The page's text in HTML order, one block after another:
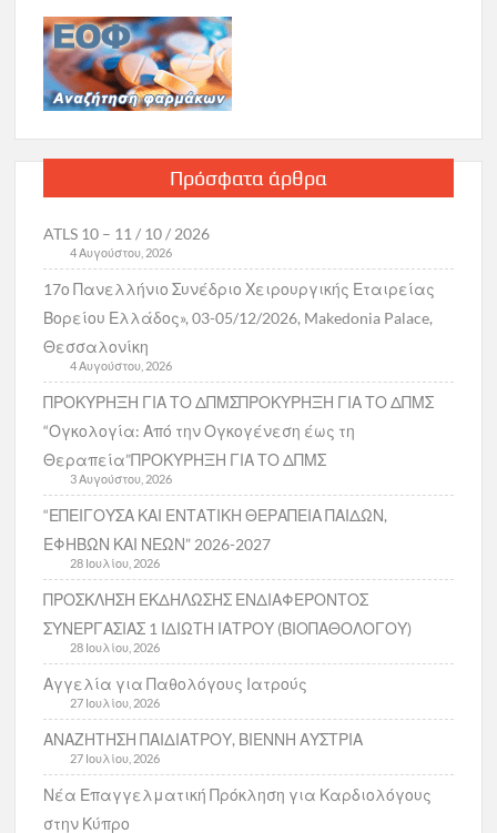
Πρόσφατα άρθρα
ATLS 10 – 11 / 10 / 2026
4 Αυγούστου, 2026
17ο Πανελλήνιο Συνέδριο Χειρουργικής Εταιρείας
Βορείου Ελλάδος», 03-05/12/2026, Makedonia Palace,
Θεσσαλονίκη
4 Αυγούστου, 2026
ΠΡΟΚΥΡΗΞΗ ΓΙΑ ΤΟ ΔΠΜΣΠΡΟΚΥΡΗΞΗ ΓΙΑ ΤΟ ΔΠΜΣ
“Ογκολογία: Από την Ογκογένεση έως τη
Θεραπεία”ΠΡΟΚΥΡΗΞΗ ΓΙΑ ΤΟ ΔΠΜΣ
3 Αυγούστου, 2026
“ΕΠΕΙΓΟΥΣΑ ΚΑΙ ΕΝΤΑΤΙΚΗ ΘΕΡΑΠΕΙΑ ΠΑΙΔΩΝ,
ΕΦΗΒΩΝ ΚΑΙ ΝΕΩΝ” 2026-2027
28 Ιουλίου, 2026
ΠΡΟΣΚΛΗΣΗ ΕΚΔΗΛΩΣΗΣ ΕΝΔΙΑΦΕΡΟΝΤΟΣ
ΣΥΝΕΡΓΑΣΙΑΣ 1 ΙΔΙΩΤΗ ΙΑΤΡΟΥ (ΒΙΟΠΑΘΟΛΟΓΟΥ)
28 Ιουλίου, 2026
Αγγελία για Παθολόγους Ιατρούς
27 Ιουλίου, 2026
ΑΝΑΖΗΤΗΣΗ ΠΑΙΔΙΑΤΡΟΥ, ΒΙΕΝΝΗ ΑΥΣΤΡΙΑ
27 Ιουλίου, 2026
Νέα Επαγγελματική Πρόκληση για Καρδιολόγους
στην Κύπρο